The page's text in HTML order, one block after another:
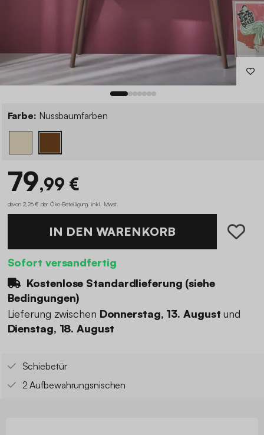
Farbe: Nussbaumfarben
79,99 €
davon 2,26 € der Öko-Beteiligung inkl. Mwst.
IN DEN WARENKORB
Sofort versandfertig
Kostenlose Standardlieferung (siehe
Bedingungen)
Lieferung zwischen Donnerstag, 13. August und
Dienstag, 18. August
Schiebetür
2 Aufbewahrungsnischen